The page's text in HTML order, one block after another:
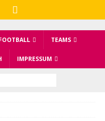
TEAMS
IMPRESSUM